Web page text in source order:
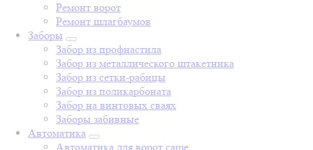
Ремонт ворот
Ремонт шлагбаумов
Заборы
Забор из профнастила
Забор из металлического штакетника
Забор из сетки-рабицы
Забор из поликарбоната
Забор на винтовых сваях
Заборы забивные
Автоматика
Автоматика для ворот came